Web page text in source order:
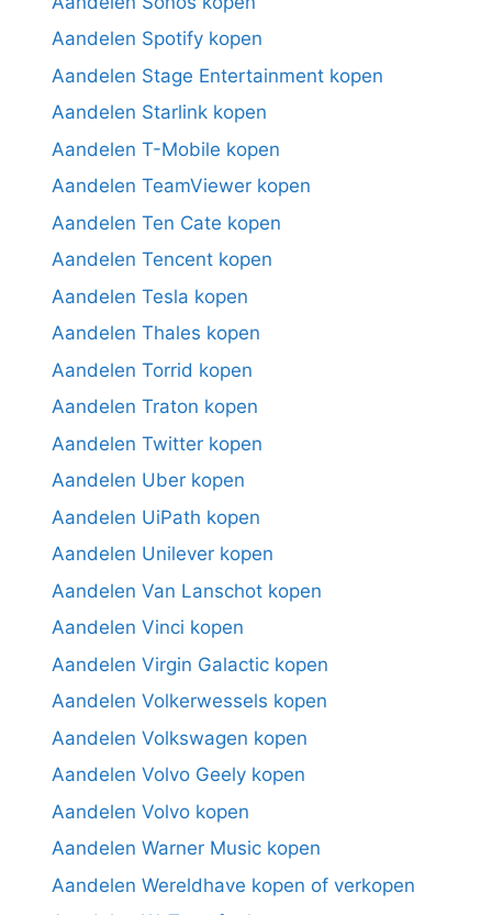
Aandelen Spotify kopen
Aandelen Stage Entertainment kopen
Aandelen Starlink kopen
Aandelen T-Mobile kopen
Aandelen TeamViewer kopen
Aandelen Ten Cate kopen
Aandelen Tencent kopen
Aandelen Tesla kopen
Aandelen Thales kopen
Aandelen Torrid kopen
Aandelen Traton kopen
Aandelen Twitter kopen
Aandelen Uber kopen
Aandelen UiPath kopen
Aandelen Unilever kopen
Aandelen Van Lanschot kopen
Aandelen Vinci kopen
Aandelen Virgin Galactic kopen
Aandelen Volkerwessels kopen
Aandelen Volkswagen kopen
Aandelen Volvo Geely kopen
Aandelen Volvo kopen
Aandelen Warner Music kopen
Aandelen Wereldhave kopen of verkopen